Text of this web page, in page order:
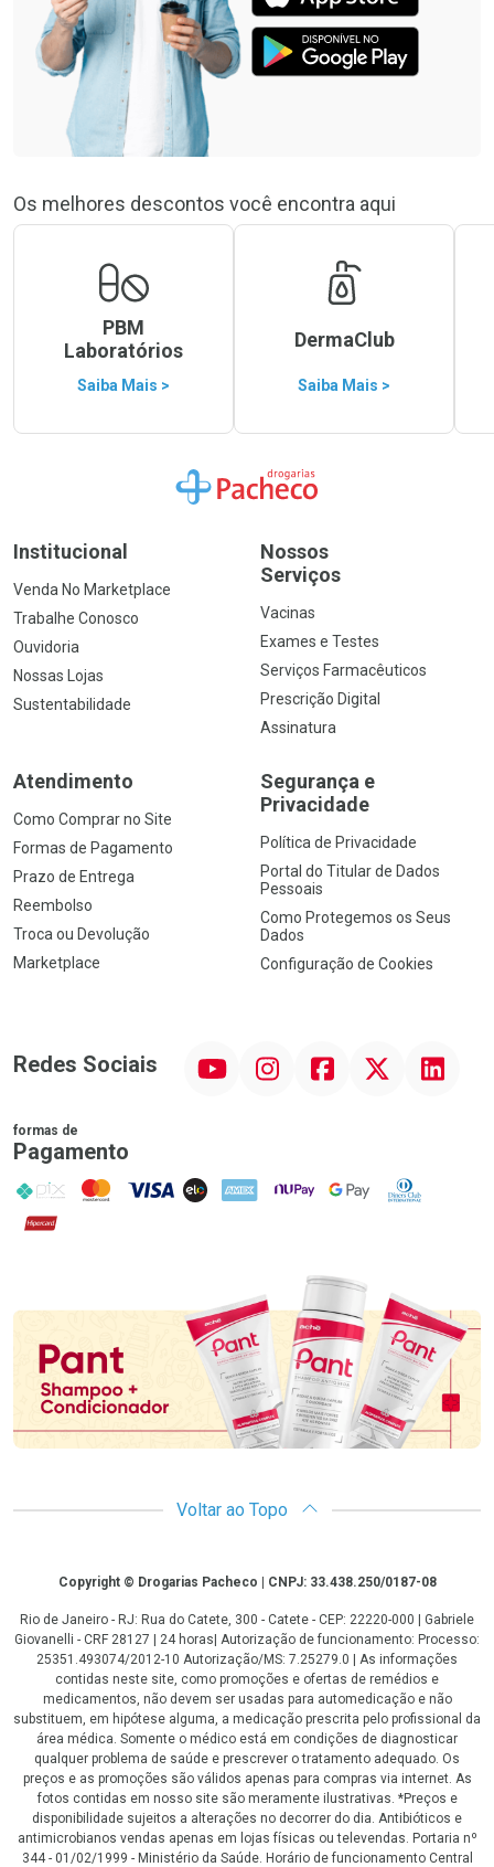
Os melhores descontos você encontra aqui
PBM
Laboratórios
Saiba Mais >
DermaClub
Saiba Mais >
Ir para a Home
Institucional
Venda No Marketplace
Trabalhe Conosco
Ouvidoria
Nossas Lojas
Sustentabilidade
Nossos
Serviços
Vacinas
Exames e Testes
Serviços Farmacêuticos
Prescrição Digital
Assinatura
Atendimento
Como Comprar no Site
Formas de Pagamento
Prazo de Entrega
Reembolso
Troca ou Devolução
Marketplace
Segurança e
Privacidade
Política de Privacidade
Portal do Titular de Dados
Pessoais
Como Protegemos os Seus
Dados
Configuração de Cookies
Redes Sociais InstagramFacebook Linkedin
formas de
Pagamento
PIX MasterCard
VISA ELO AMEX NuPay Google PayDiners Club
Hipercard
Promoção em Destaque
Voltar ao Topo
CopyrightCopyright © Drogarias Pacheco | CNPJ: 33.438.250/0187-08
Rio de Janeiro - RJ: Rua do Catete, 300 - Catete - CEP: 22220-000 | Gabriele
Giovanelli - CRF 28127 | 24 horas| Autorização de funcionamento: Processo:
25351.493074/2012-10 Autorização/MS: 7.25279.0 | As informações
contidas neste site, como promoções e ofertas de remédios e
medicamentos, não devem ser usadas para automedicação e não
substituem, em hipótese alguma, a medicação prescrita pelo profissional da
área médica. Somente o médico está em condições de diagnosticar
qualquer problema de saúde e prescrever o tratamento adequado. Os
preços e as promoções são válidos apenas para compras via internet. As
fotos contidas em nosso site são meramente ilustrativas. *Preços e
disponibilidade sujeitos a alterações no decorrer do dia. Antibióticos e
antimicrobianos vendas apenas em lojas físicas ou televendas. Portaria nº
344 - 01/02/1999 - Ministério da Saúde. Horário de funcionamento Central